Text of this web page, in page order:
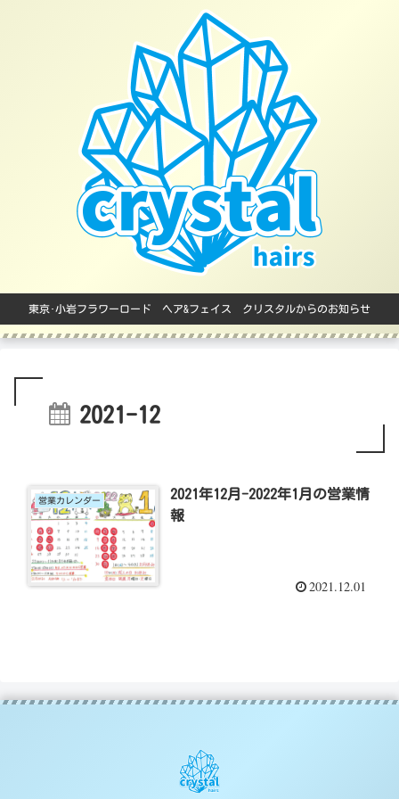
東京･小岩フラワーロード ヘア&フェイス クリスタルからのお知らせ
2021-12
営業カレンダー
2021年12月-2022年1月の営業情
報
2021.12.01